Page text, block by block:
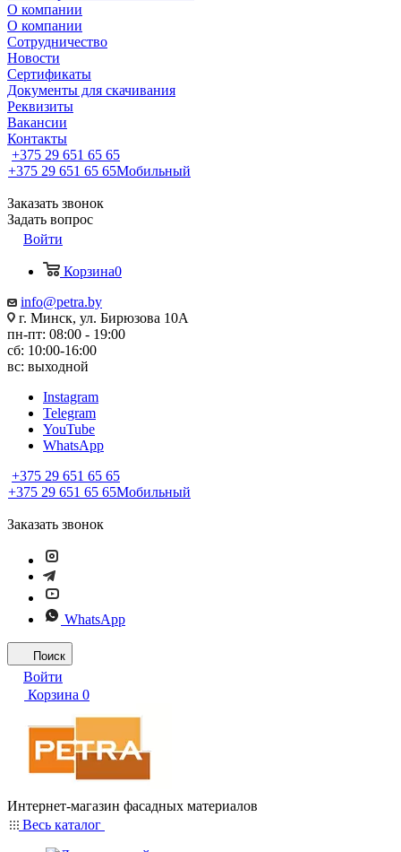
О компании
О компании
Сотрудничество
Новости
Сертификаты
Документы для скачивания
Реквизиты
Вакансии
Контакты
+375 29 651 65 65
+375 29 651 65 65Мобильный
Заказать звонок
Задать вопрос
Войти
Корзина0
info@petra.by
г. Минск, ул. Бирюзова 10А
пн-пт: 08:00 - 19:00
сб: 10:00-16:00
вс: выходной
Instagram
Telegram
YouTube
WhatsApp
+375 29 651 65 65
+375 29 651 65 65Мобильный
Заказать звонок
WhatsApp
Поиск
Войти
Корзина 0
Интернет-магазин фасадных материалов
Весь каталог